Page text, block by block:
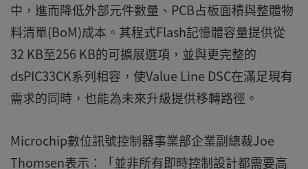
中，進而降低外部元件數量、PCB占板面積與整體物
料清單(BoM)成本。其程式Flash記憶體容量提供從
32 KB至256 KB的可擴展選項，並與更完整的
dsPIC33CK系列相容，使Value Line DSC在滿足現有
需求的同時，也能為未來升級提供移轉路徑。
Microchip數位訊號控制器事業部企業副總裁Joe
Thomsen表示：「並非所有即時控制設計都需要高